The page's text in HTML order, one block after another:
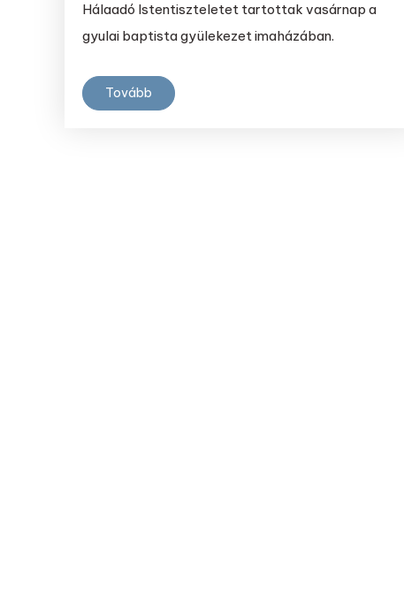
Hálaadó Istentiszteletet tartottak vasárnap a
gyulai baptista gyülekezet imaházában.
Tovább